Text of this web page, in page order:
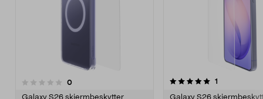
0anmeldelser
5.0 av 5 stjerner 1
5.0 av 5 stjerner